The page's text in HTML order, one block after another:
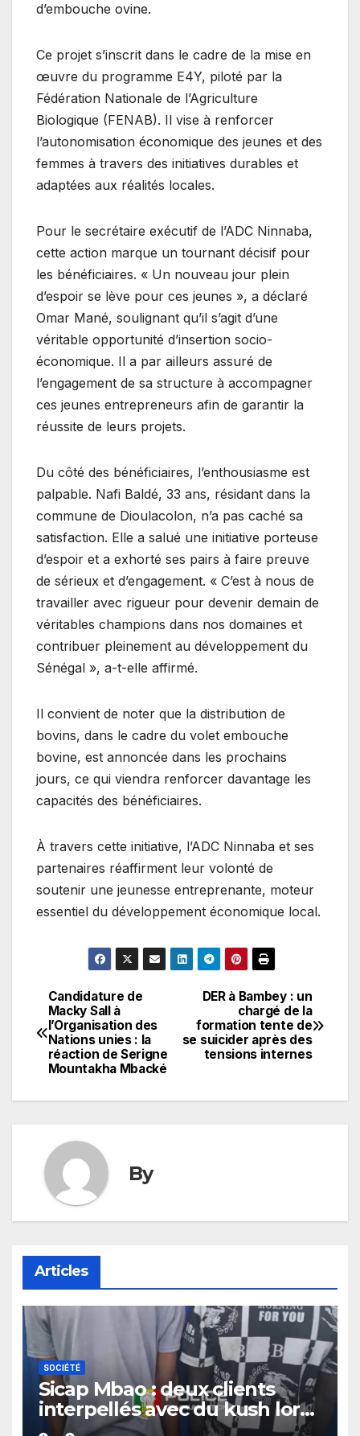
d’embouche ovine.
Ce projet s’inscrit dans le cadre de la mise en
œuvre du programme E4Y, piloté par la
Fédération Nationale de l’Agriculture
Biologique (FENAB). Il vise à renforcer
l’autonomisation économique des jeunes et des
femmes à travers des initiatives durables et
adaptées aux réalités locales.
Pour le secrétaire exécutif de l’ADC Ninnaba,
cette action marque un tournant décisif pour
les bénéficiaires. « Un nouveau jour plein
d’espoir se lève pour ces jeunes », a déclaré
Omar Mané, soulignant qu’il s’agit d’une
véritable opportunité d’insertion socio-
économique. Il a par ailleurs assuré de
l’engagement de sa structure à accompagner
ces jeunes entrepreneurs afin de garantir la
réussite de leurs projets.
Du côté des bénéficiaires, l’enthousiasme est
palpable. Nafi Baldé, 33 ans, résidant dans la
commune de Dioulacolon, n’a pas caché sa
satisfaction. Elle a salué une initiative porteuse
d’espoir et a exhorté ses pairs à faire preuve
de sérieux et d’engagement. « C’est à nous de
travailler avec rigueur pour devenir demain de
véritables champions dans nos domaines et
contribuer pleinement au développement du
Sénégal », a-t-elle affirmé.
Il convient de noter que la distribution de
bovins, dans le cadre du volet embouche
bovine, est annoncée dans les prochains
jours, ce qui viendra renforcer davantage les
capacités des bénéficiaires.
À travers cette initiative, l’ADC Ninnaba et ses
partenaires réaffirment leur volonté de
soutenir une jeunesse entreprenante, moteur
essentiel du développement économique local.
Navigation
de
l’article
DER à Bambey : un
chargé de la
formation tente de
se suicider après des
tensions internes
Candidature de
Macky Sall à
l’Organisation des
Nations unies : la
réaction de Serigne
Mountakha Mbacké
By
Articles
SOCIÉTÉ
Sicap Mbao : deux clients
interpellés avec du kush lors
d’un contrôle de police dans